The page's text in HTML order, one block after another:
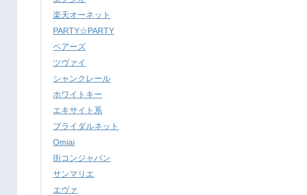
楽天オーネット
PARTY☆PARTY
ペアーズ
ツヴァイ
シャンクレール
ホワイトキー
エキサイト系
ブライダルネット
Omiai
街コンジャパン
サンマリエ
エヴァ